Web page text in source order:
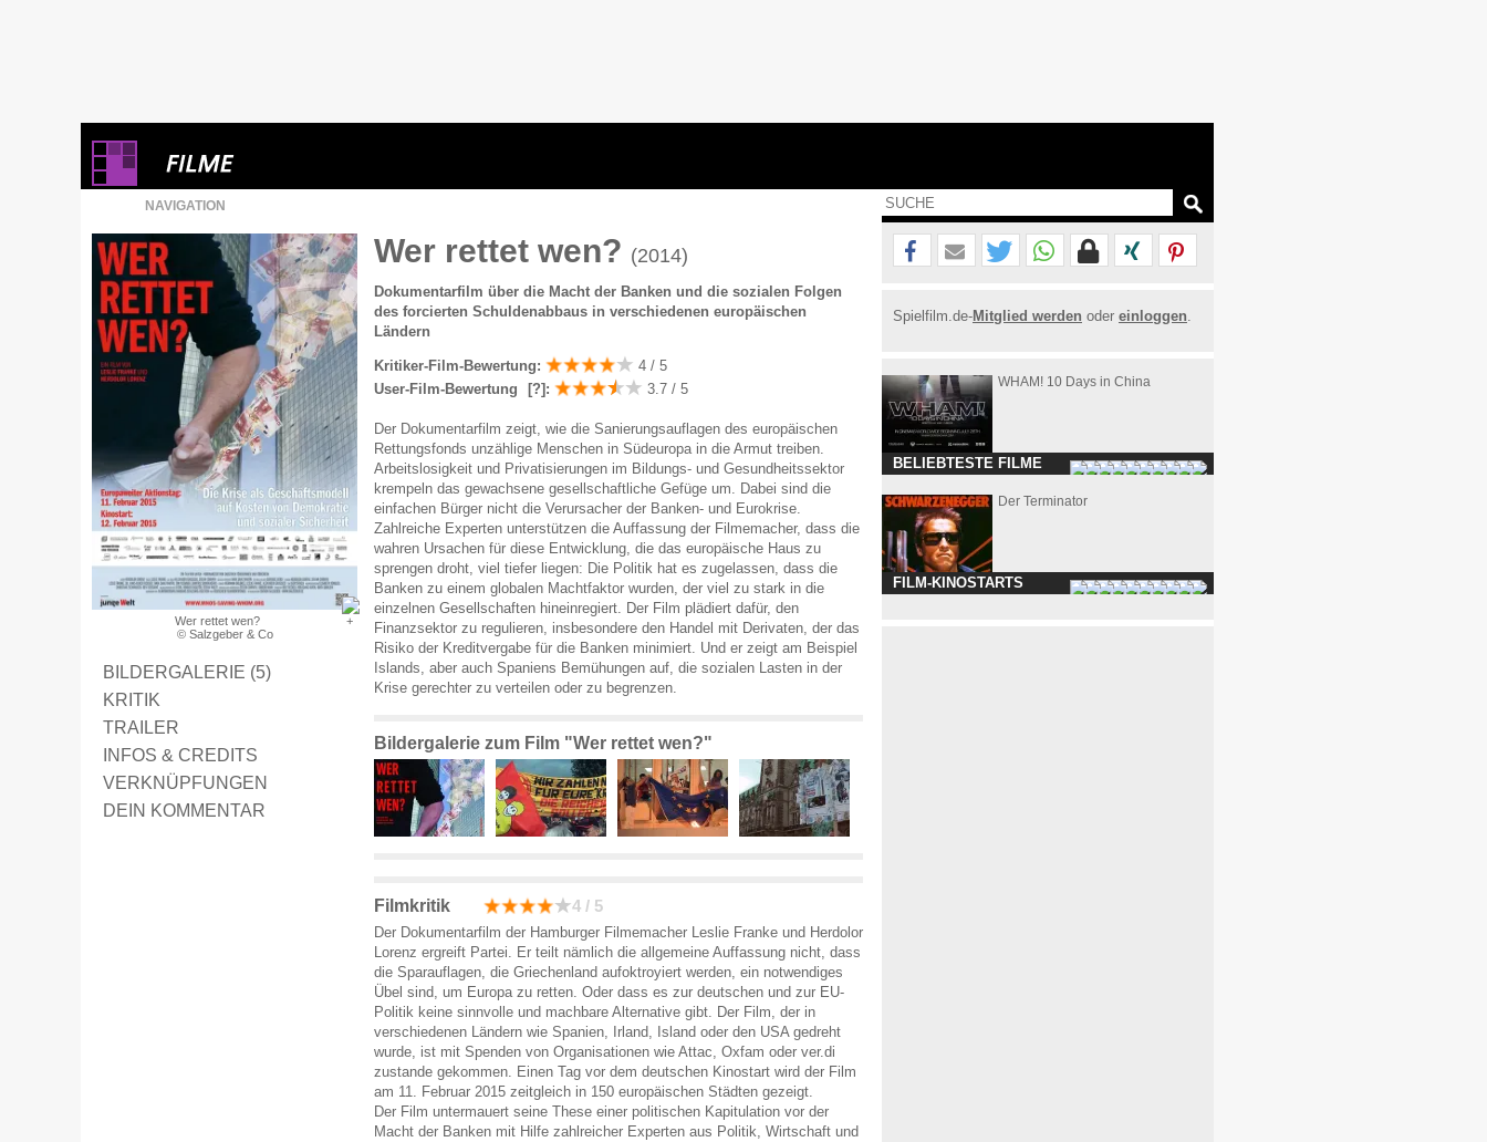
NAVIGATION
Wer rettet wen?
© Salzgeber & Co
BILDERGALERIE (5)
KRITIK
TRAILER
INFOS & CREDITS
VERKNÜPFUNGEN
DEIN KOMMENTAR
Wer rettet wen? (2014)
Dokumentarfilm über die Macht der Banken und die sozialen Folgen
des forcierten Schuldenabbaus in verschiedenen europäischen
Ländern
Kritiker-Film-Bewertung:
4 / 5
User-Film-Bewertung
[?] : 3.7 / 5
Der Dokumentarfilm zeigt, wie die Sanierungsauflagen des europäischen
Rettungsfonds unzählige Menschen in Südeuropa in die Armut treiben.
Arbeitslosigkeit und Privatisierungen im Bildungs- und Gesundheitssektor
krempeln das gewachsene gesellschaftliche Gefüge um. Dabei sind die
einfachen Bürger nicht die Verursacher der Banken- und Eurokrise.
Zahlreiche Experten unterstützen die Auffassung der Filmemacher, dass die
wahren Ursachen für diese Entwicklung, die das europäische Haus zu
sprengen droht, viel tiefer liegen: Die Politik hat es zugelassen, dass die
Banken zu einem globalen Machtfaktor wurden, der viel zu stark in die
einzelnen Gesellschaften hineinregiert. Der Film plädiert dafür, den
Finanzsektor zu regulieren, insbesondere den Handel mit Derivaten, der das
Risiko der Kreditvergabe für die Banken minimiert. Und er zeigt am Beispiel
Islands, aber auch Spaniens Bemühungen auf, die sozialen Lasten in der
Krise gerechter zu verteilen oder zu begrenzen.
Bildergalerie zum Film "Wer rettet wen?"
Filmkritik 4 / 5
Der Dokumentarfilm der Hamburger Filmemacher Leslie Franke und Herdolor
Lorenz ergreift Partei. Er teilt nämlich die allgemeine Auffassung nicht, dass
die Sparauflagen, die Griechenland aufoktroyiert werden, ein notwendiges
Übel sind, um Europa zu retten. Oder dass es zur deutschen und zur EU-
Politik keine sinnvolle und machbare Alternative gibt. Der Film, der in
verschiedenen Ländern wie Spanien, Irland, Island oder den USA gedreht
wurde, ist mit Spenden von Organisationen wie Attac, Oxfam oder ver.di
zustande gekommen. Einen Tag vor dem deutschen Kinostart wird der Film
am 11. Februar 2015 zeitgleich in 150 europäischen Städten gezeigt.
Der Film untermauert seine These einer politischen Kapitulation vor der
Macht der Banken mit Hilfe zahlreicher Experten aus Politik, Wirtschaft und
Spielfilm.de-Mitglied werden oder einloggen.
WHAM! 10 Days in China
BELIEBTESTE FILME
Der Terminator
FILM-KINOSTARTS